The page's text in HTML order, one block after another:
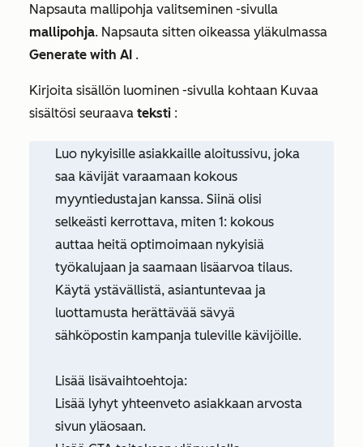
Napsauta mallipohja valitseminen -sivulla
mallipohja. Napsauta sitten oikeassa yläkulmassa
Generate with AI .
Kirjoita sisällön luominen -sivulla kohtaan Kuvaa
sisältösi seuraava teksti :
Luo nykyisille asiakkaille aloitussivu, joka
saa kävijät varaamaan kokous
myyntiedustajan kanssa. Siinä olisi
selkeästi kerrottava, miten 1: kokous
auttaa heitä optimoimaan nykyisiä
työkalujaan ja saamaan lisäarvoa tilaus.
Käytä ystävällistä, asiantuntevaa ja
luottamusta herättävää sävyä
sähköpostin kampanja tuleville kävijöille.
Lisää lisävaihtoehtoja:
Lisää lyhyt yhteenveto asiakkaan arvosta
sivun yläosaan.